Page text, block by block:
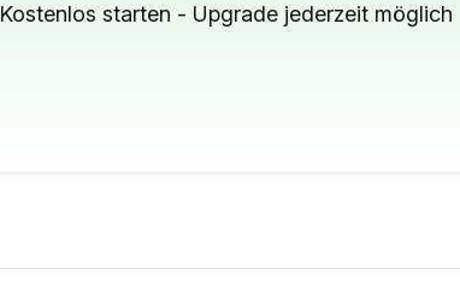
Kostenlos starten - Upgrade jederzeit möglich